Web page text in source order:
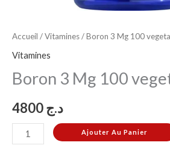
Accueil /Vitamines/ Boron 3 Mg 100
Vitamines
Boron 3 Mg 100
د.ج
Ajouter Au Panier